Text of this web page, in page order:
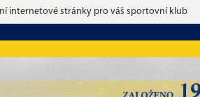
internetové stránky pro váš sportovní klub